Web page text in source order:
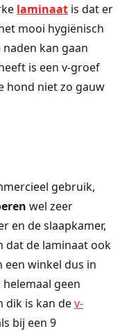
laminaatis dat er
mooi hygiënisch
kan gaan
is een v-groef
hond niet zo gauw
gebruik,
wel zeer
en de slaapkamer,
dat de laminaat ook
winkel dus in
geen
dik is kan dev-
bij een 9